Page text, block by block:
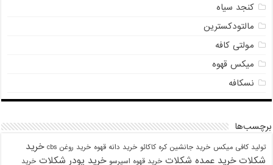
کنجد سیاه
مالتودکسترین
مولتی کافه
میکس قهوه
نسکافه
برچسب‌ها
تولید کافی میکس خرید جانشین کره کاکائو خرید دانه قهوه خرید روغن cbs
خرید
شکلات خرید عمده شکلات خرید قهوه اسپرسو خرید پودر شکلات خرید